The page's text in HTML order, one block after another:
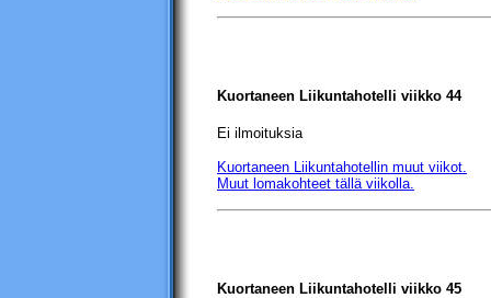
Kuortaneen Liikuntahotelli viikko 44
Ei ilmoituksia
Kuortaneen Liikuntahotellin muut viikot.
Muut lomakohteet tällä viikolla.
Kuortaneen Liikuntahotelli viikko 45